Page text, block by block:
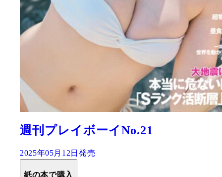
週刊プレイボーイNo.21
2025年05月12日発売
紙の本で購入